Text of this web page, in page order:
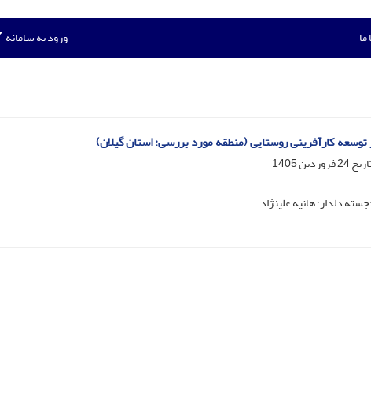
ورود به سامانه
کارآفرینی روستایی (منطقه مورد بررسی: استان گیلان)
24 فروردین 1405
دلدار؛ هانیه علینژاد